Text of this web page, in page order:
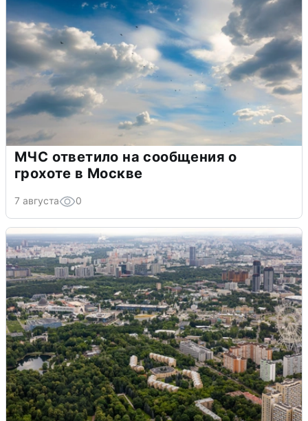
МЧС ответило на сообщения о
грохоте в Москве
7 августа 0